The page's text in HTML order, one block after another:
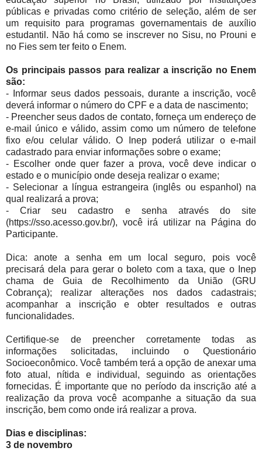
públicas e privadas como critério de seleção, além de ser
um requisito para programas governamentais de auxílio
estudantil. Não há como se inscrever no Sisu, no Prouni e
no Fies sem ter feito o Enem.
Os principais passos para realizar a inscrição no Enem
são:
- Informar seus dados pessoais, durante a inscrição, você
deverá informar o número do CPF e a data de nascimento;
- Preencher seus dados de contato, forneça um endereço de
e-mail único e válido, assim como um número de telefone
fixo e/ou celular válido. O Inep poderá utilizar o e-mail
cadastrado para enviar informações sobre o exame;
- Escolher onde quer fazer a prova, você deve indicar o
estado e o município onde deseja realizar o exame;
- Selecionar a língua estrangeira (inglês ou espanhol) na
qual realizará a prova;
- Criar seu cadastro e senha através do site
(https://sso.acesso.gov.br/), você irá utilizar na Página do
Participante.
Dica: anote a senha em um local seguro, pois você
precisará dela para gerar o boleto com a taxa, que o Inep
chama de Guia de Recolhimento da União (GRU
Cobrança); realizar alterações nos dados cadastrais;
acompanhar a inscrição e obter resultados e outras
funcionalidades.
Certifique-se de preencher corretamente todas as
informações solicitadas, incluindo o Questionário
Socioeconômico. Você também terá a opção de anexar uma
foto atual, nítida e individual, seguindo as orientações
fornecidas. É importante que no período da inscrição até a
realização da prova você acompanhe a situação da sua
inscrição, bem como onde irá realizar a prova.
Dias e disciplinas:
3 de novembro